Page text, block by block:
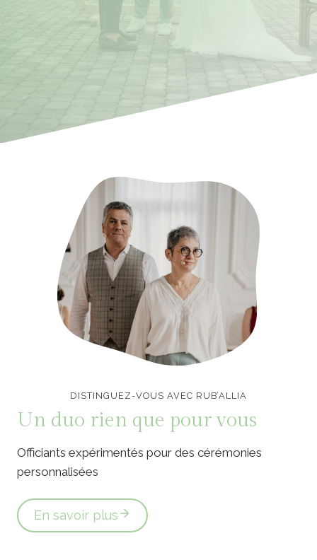
DISTINGUEZ-VOUS AVEC RUB’ALLIA
Un duo rien que pour vous
Officiants expérimentés pour des cérémonies
personnalisées
En savoir plus